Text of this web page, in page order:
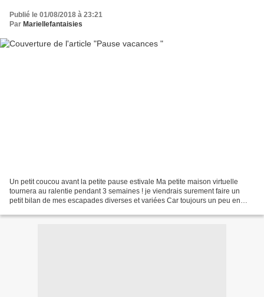
Publié le 01/08/2018 à 23:21
Par Mariellefantaisies
Un petit coucou avant la petite pause estivale Ma petite maison virtuelle
tournera au ralentie pendant 3 semaines ! je viendrais surement faire un
petit bilan de mes escapades diverses et variées Car toujours un peu en